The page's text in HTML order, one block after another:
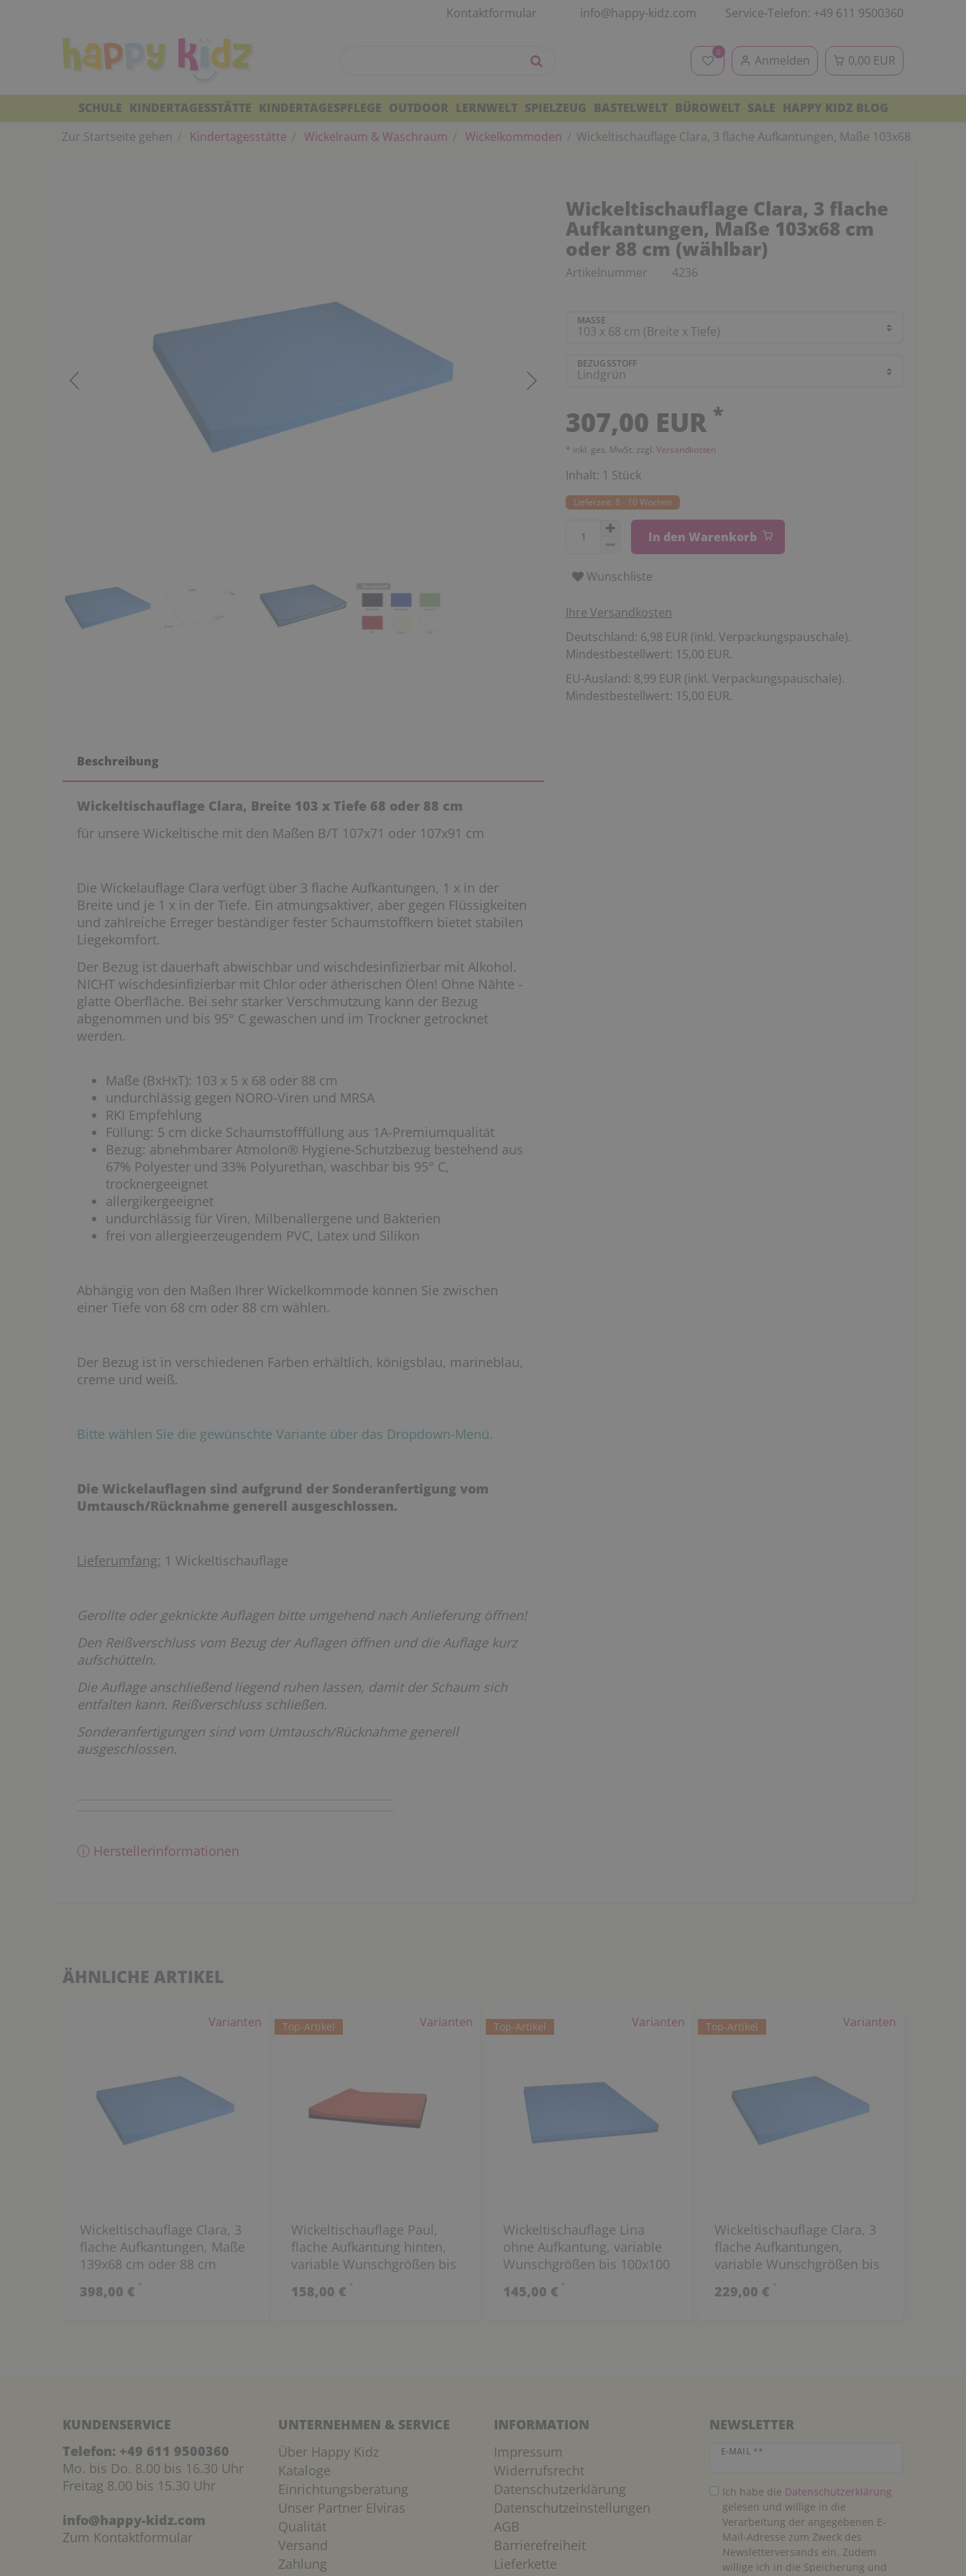
Kontaktformular info@happy-kidz.com Service-Telefon: +49 611 9500360
0
Anmelden 0,00 EUR
SCHULE KINDERTAGESSTÄTTE KINDERTAGESPFLEGE OUTDOOR LERNWELT SPIELZEUG BASTELWELT BÜROWELT SALE HAPPY KIDZ BLOG
Zur Startseite gehen
Kindertagesstätte Wickelraum & Waschraum Wickelkommoden Wickeltischauflage Clara, 3 flache Aufkantungen, Maße 103x68 cm oder
Wickeltischauflage Clara, 3 flache
Aufkantungen, Maße 103x68 cm
oder 88 cm (wählbar)
Artikelnummer 4236
MASSE
BEZUGSSTOFF
307,00 EUR *
* inkl. ges. MwSt. zzgl. Versandkosten
Inhalt: 1 Stück
Lieferzeit: 8 - 10 Wochen
In den Warenkorb
Wunschliste
Ihre Versandkosten
Deutschland: 6,98 EUR (inkl. Verpackungspauschale).
Mindestbestellwert: 15,00 EUR.
EU-Ausland: 8,99 EUR (inkl. Verpackungspauschale).
Mindestbestellwert: 15,00 EUR.
Beschreibung
Wickeltischauflage Clara, Breite 103 x Tiefe 68 oder 88 cm
für unsere Wickeltische mit den Maßen B/T 107x71 oder 107x91 cm
Die Wickelauflage Clara verfügt über 3 flache Aufkantungen, 1 x in der
Breite und je 1 x in der Tiefe. Ein atmungsaktiver, aber gegen Flüssigkeiten
und zahlreiche Erreger beständiger fester Schaumstoffkern bietet stabilen
Liegekomfort.
Der Bezug ist dauerhaft abwischbar und wischdesinfizierbar mit Alkohol.
NICHT wischdesinfizierbar mit Chlor oder ätherischen Ölen! Ohne Nähte -
glatte Oberfläche. Bei sehr starker Verschmutzung kann der Bezug
abgenommen und bis 95° C gewaschen und im Trockner getrocknet
werden.
Maße (BxHxT): 103 x 5 x 68 oder 88 cm
undurchlässig gegen NORO-Viren und MRSA
RKI Empfehlung
Füllung: 5 cm dicke Schaumstofffüllung aus 1A-Premiumqualität
Bezug: abnehmbarer Atmolon® Hygiene-Schutzbezug bestehend aus
67% Polyester und 33% Polyurethan, waschbar bis 95° C,
trocknergeeignet
allergikergeeignet
undurchlässig für Viren, Milbenallergene und Bakterien
frei von allergieerzeugendem PVC, Latex und Silikon
Abhängig von den Maßen Ihrer Wickelkommode können Sie zwischen
einer Tiefe von 68 cm oder 88 cm wählen.
Der Bezug ist in verschiedenen Farben erhältlich, königsblau, marineblau,
creme und weiß.
Bitte wählen Sie die gewünschte Variante über das Dropdown-Menü.
Die Wickelauflagen sind aufgrund der Sonderanfertigung vom
Umtausch/Rücknahme generell ausgeschlossen.
Lieferumfang: 1 Wickeltischauflage
Gerollte oder geknickte Auflagen bitte umgehend nach Anlieferung öffnen!
Den Reißverschluss vom Bezug der Auflagen öffnen und die Auflage kurz
aufschütteln.
Die Auflage anschließend liegend ruhen lassen, damit der Schaum sich
entfalten kann. Reißverschluss schließen.
Sonderanfertigungen sind vom Umtausch/Rücknahme generell
ausgeschlossen.
ⓘ Herstellerinformationen
ÄHNLICHE ARTIKEL
Varianten
Wickeltischauflage Clara, 3
flache Aufkantungen, Maße
139x68 cm oder 88 cm
398,00 € *
Varianten
Top-Artikel
Wickeltischauflage Paul,
flache Aufkantung hinten,
variable Wunschgrößen bis
100x100 cm
158,00 € *
Varianten
Top-Artikel
Wickeltischauflage Lina
ohne Aufkantung, variable
Wunschgrößen bis 100x100
145,00 € *
Varianten
Top-Artikel
Wickeltischauflage Clara, 3
flache Aufkantungen,
variable Wunschgrößen bis
100x100 cm
229,00 € *
KUNDENSERVICE
Telefon: +49 611 9500360
Mo. bis Do. 8.00 bis 16.30 Uhr
Freitag 8.00 bis 15.30 Uhr
info@happy-kidz.com
Zum Kontaktformular
UNTERNEHMEN & SERVICE
Über Happy Kidz
Kataloge
Einrichtungsberatung
Unser Partner Elviras
Qualität
Versand
Zahlung
INFORMATION
Impressum
Widerrufsrecht
Datenschutzerklärung
Datenschutzeinstellungen
AGB
Barrierefreiheit
Lieferkette
NEWSLETTER
E-MAIL **
Newsletter Honig
Ich habe die Daten­schutz­erklärung
gelesen und willige in die
Verarbeitung der angegebenen E-
Mail-Adresse zum Zweck des
Newsletterversands ein. Zudem
willige ich in die Speicherung und